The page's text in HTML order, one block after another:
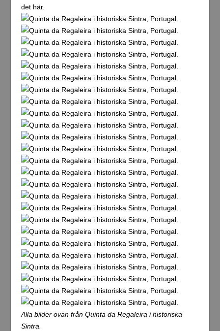
det här.
Alla bilder ovan från Quinta da Regaleira i historiska
Sintra.